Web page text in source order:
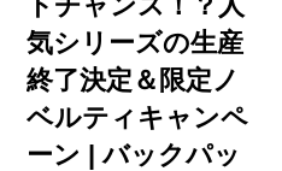
気シリーズの生産
終了決定＆限定ノ
ベルティキャンペ
ーン | バックパッ